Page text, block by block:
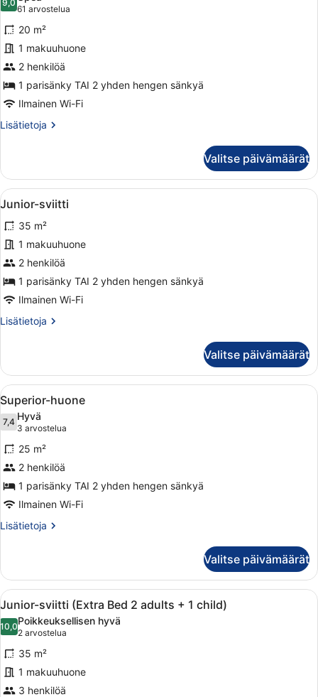
huonetyypin
Standard-
huone
kuvat
9,09,0 kautta 10
61 arvostelua
(61
arvostelua)
20 m²
1 makuuhuone
2 henkilöä
1 parisänky TAI 2 yhden hengen sänkyä
Ilmainen Wi-Fi
Lisätietoja
Lisätietoja
Valitse päivämäärät
Avaa
kaikki
huonetyypin
Junior-
sviitti
kuvat
Moderni hotellihuone, jossa on
6
Junior-sviitti
35 m²
1 makuuhuone
2 henkilöä
1 parisänky TAI 2 yhden hengen sänkyä
Ilmainen Wi-Fi
Lisätietoja
Lisätietoja
Valitse päivämäärät
Avaa
kaikki
huonetyypin
Superior-
huone
kuvat
Hotellihuone, jossa on sänky,
6
Superior-huone
7,47,4 kautta 10
Hyvä
3 arvostelua
(3
arvostelua)
25 m²
2 henkilöä
1 parisänky TAI 2 yhden hengen sänkyä
Ilmainen Wi-Fi
Lisätietoja
Lisätietoja
Valitse päivämäärät
Avaa
kaikki
huonetyypin
Junior-
sviitti
(Extra
Moderni hotellihuone, jossa on
6
Junior-sviitti (Extra Bed 2 adults + 1 child)
10,010,0 kautta 10
Poikkeuksellisen hyvä
2 arvostelua
(2
arvostelua)
35 m²
1 makuuhuone
3 henkilöä